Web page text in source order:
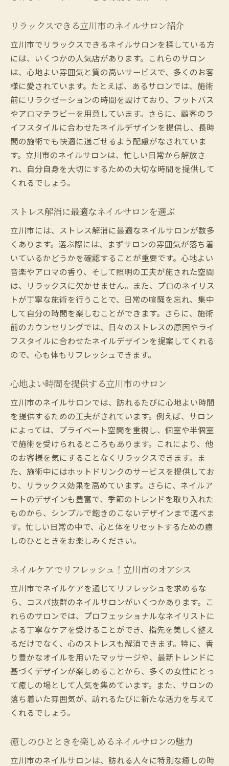
リラックスできる立川市のネイルサロン紹介
立川市でリラックスできるネイルサロンを探している方
には、いくつかの人気店があります。これらのサロン
は、心地よい雰囲気と質の高いサービスで、多くのお客
様に愛されています。たとえば、あるサロンでは、施術
前にリラクゼーションの時間を設けており、フットバス
やアロマテラピーを用意しています。さらに、顧客のラ
イフスタイルに合わせたネイルデザインを提供し、長時
間の施術でも快適に過ごせるよう配慮がなされていま
す。立川市のネイルサロンは、忙しい日常から解放さ
れ、自分自身を大切にするための大切な時間を提供して
くれるでしょう。
ストレス解消に最適なネイルサロンを選ぶ
立川市には、ストレス解消に最適なネイルサロンが数多
くあります。選ぶ際には、まずサロンの雰囲気が落ち着
いているかどうかを確認することが重要です。心地よい
音楽やアロマの香り、そして照明の工夫が施された空間
は、リラックスに欠かせません。また、プロのネイリス
トが丁寧な施術を行うことで、日常の喧騒を忘れ、集中
して自分の時間を楽しむことができます。さらに、施術
前のカウンセリングでは、日々のストレスの原因やライ
フスタイルに合わせたネイルデザインを提案してくれる
ので、心も体もリフレッシュできます。
心地よい時間を提供する立川市のサロン
立川市のネイルサロンでは、訪れるたびに心地よい時間
を提供するための工夫がされています。例えば、サロン
によっては、プライベート空間を重視し、個室や半個室
で施術を受けられるところもあります。これにより、他
のお客様を気にすることなくリラックスできます。ま
た、施術中にはホットドリンクのサービスを提供してお
り、リラックス効果を高めています。さらに、ネイルア
ートのデザインも豊富で、季節のトレンドを取り入れた
ものから、シンプルで飽きのこないデザインまで選べま
す。忙しい日常の中で、心と体をリセットするための癒
しのひとときをお楽しみください。
ネイルケアでリフレッシュ！立川市のオアシス
立川市でネイルケアを通じてリフレッシュを求めるな
ら、コスパ抜群のネイルサロンがいくつかあります。こ
れらのサロンでは、プロフェッショナルなネイリストに
よる丁寧なケアを受けることができ、指先を美しく整え
るだけでなく、心のストレスも解消できます。特に、香
り豊かなオイルを用いたマッサージや、最新トレンドに
基づくデザインが楽しめることから、多くの女性にとっ
て癒しの場として人気を集めています。また、サロンの
落ち着いた雰囲気が、訪れるたびに新たな活力を与えて
くれるでしょう。
癒しのひとときを楽しめるネイルサロンの魅力
立川市のネイルサロンは、訪れる人々に特別な癒しの時